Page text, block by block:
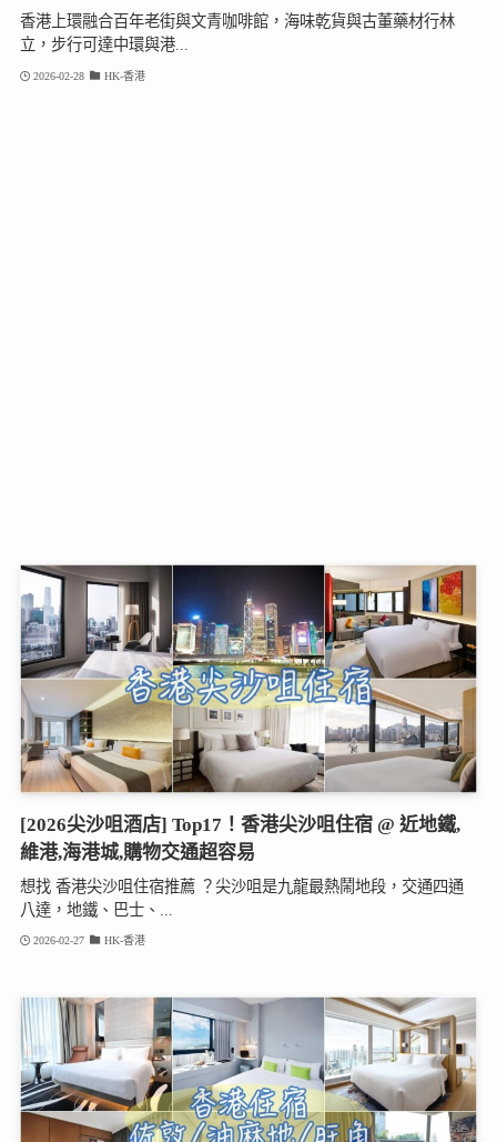
香港上環融合百年老街與文青咖啡館，海味乾貨與古董藥材行林
立，步行可達中環與港...
2026-02-28 HK-香港
[2026尖沙咀酒店] Top17！香港尖沙咀住宿 @ 近地鐵,
維港,海港城,購物交通超容易
想找 香港尖沙咀住宿推薦 ？尖沙咀是九龍最熱鬧地段，交通四通
八達，地鐵、巴士、...
2026-02-27 HK-香港